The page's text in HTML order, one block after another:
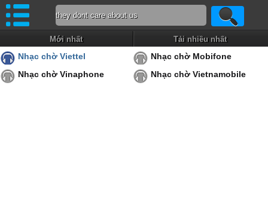
Mới nhất Tải nhiều nhất
Nhạc chờ Viettel
Nhạc chờ Mobifone
Nhạc chờ Vinaphone
Nhạc chờ Vietnamobile